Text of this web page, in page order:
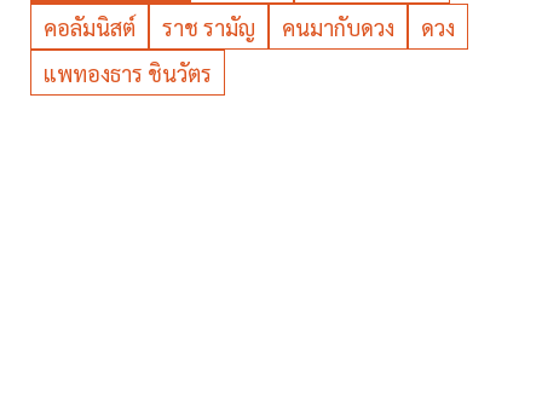
คอลัมนิสต์
ราช รามัญ คนมากับดวง
ดวง
แพทองธาร ชินวัตร